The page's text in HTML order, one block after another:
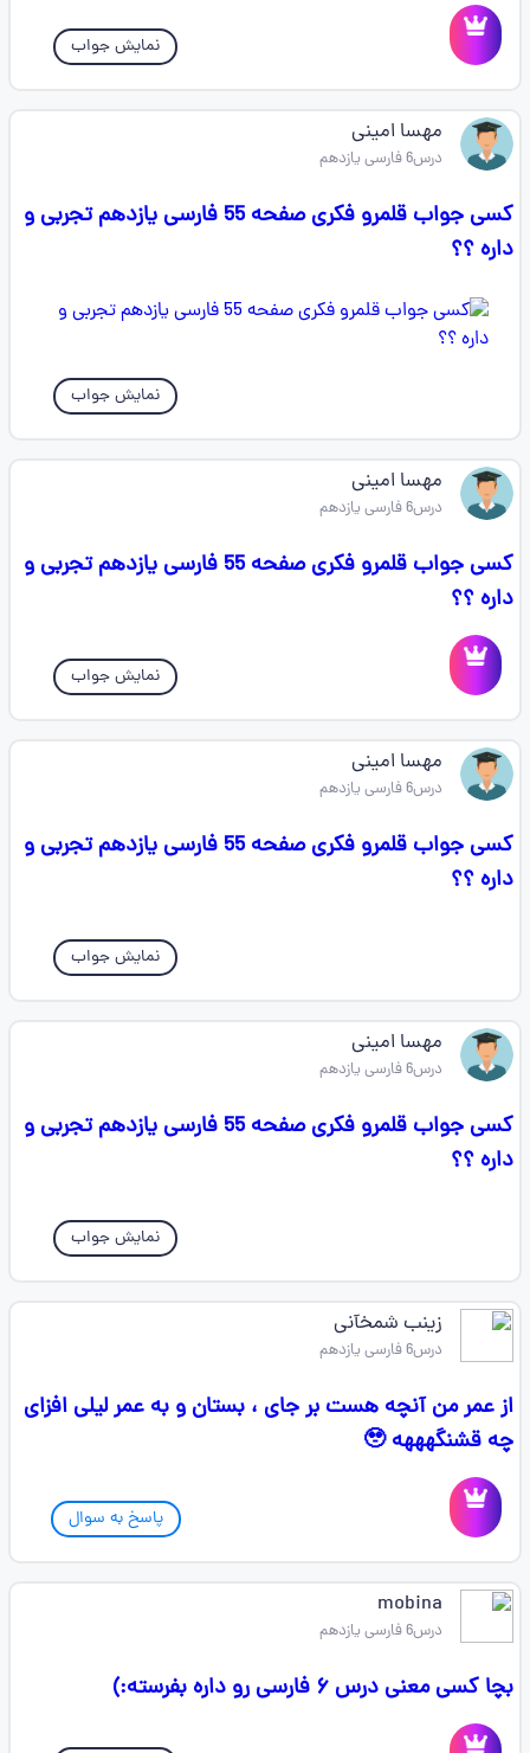
نمایش جواب
مهسا امینی
درس6 فارسی یازدهم
کسی جواب قلمرو فکری صفحه 55 فارسی یازدهم تجربی و
داره ؟؟
نمایش جواب
مهسا امینی
درس6 فارسی یازدهم
کسی جواب قلمرو فکری صفحه 55 فارسی یازدهم تجربی و
داره ؟؟
نمایش جواب
مهسا امینی
درس6 فارسی یازدهم
کسی جواب قلمرو فکری صفحه 55 فارسی یازدهم تجربی و
داره ؟؟
نمایش جواب
مهسا امینی
درس6 فارسی یازدهم
کسی جواب قلمرو فکری صفحه 55 فارسی یازدهم تجربی و
داره ؟؟
نمایش جواب
زینب شمخآنی
درس6 فارسی یازدهم
از عمر من آنچه هست بر جای ، بستان و به عمر لیلی افزای
چه قشنگهههه 🥹
پاسخ به سوال
mobina
درس6 فارسی یازدهم
بچا کسی معنی درس ۶ فارسی رو داره بفرسته:)